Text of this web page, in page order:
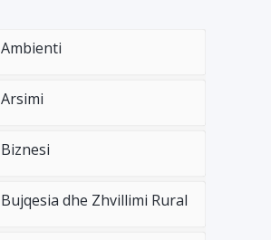
Ambienti
Arsimi
Biznesi
Bujqesia dhe Zhvillimi Rural